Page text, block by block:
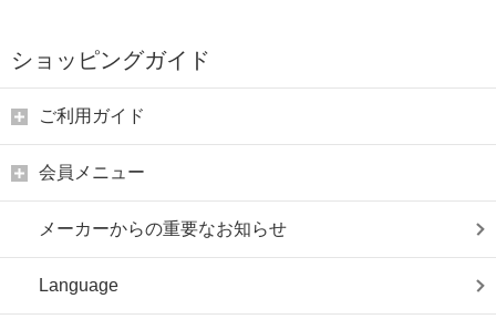
ショッピングガイド
ご利用ガイド
会員メニュー
メーカーからの重要なお知らせ
Language